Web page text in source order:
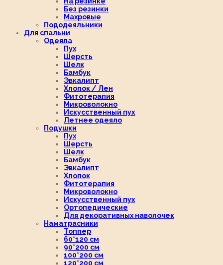
Без резинки
Махровые
Пододеяльники
Для спальни
Одеяла
Пух
Шерсть
Шелк
Бамбук
Эвкалипт
Хлопок / Лен
Фитотерапия
Микроволокно
Искусственный пух
Летнее одеяло
Подушки
Пух
Шерсть
Шелк
Бамбук
Эвкалипт
Хлопок
Фитотерапия
Микроволокно
Искусственный пух
Ортопедические
Для декоративных наволочек
Наматрасники
Топпер
60*120 см
90*200 см
100*200 см
120*200 см